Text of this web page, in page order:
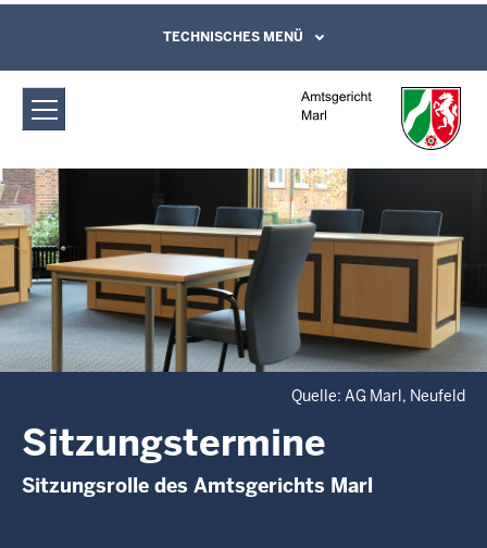
Amtsgericht Marl: Sitzungstermine
Direkt zum Inhalt
Leichte Sprache, Gebärdensprachenvideo
und Kontaktformular
TECHNISCHES MENÜ
Quelle: AG Marl, Neufeld
Sitzungstermine
Sitzungsrolle des Amtsgerichts Marl